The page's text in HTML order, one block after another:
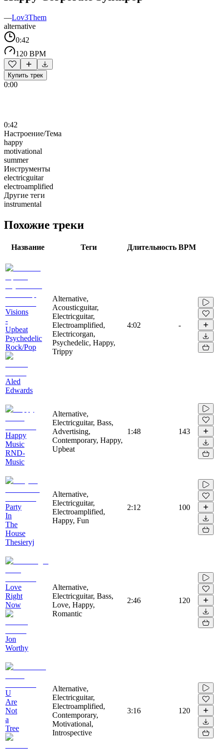
—Lov3Them
alternative
0:42
120 BPM
Купить трек
0:00
0:42
Настроение/Тема
happy
motivational
summer
Инструменты
electricguitar
electroamplified
Другие теги
instrumental
Похожие треки
Название Теги Длительность BPM
Visions
-
Upbeat
Psychedelic
Rock/Pop
Aled
Edwards
Alternative,
Acousticguitar,
Electricguitar,
Electroamplified,
Electricorgan,
Psychedelic, Happy,
Trippy
4:02 -
Happy
Music
RND-
Music
Alternative,
Electricguitar, Bass,
Advertising,
Contemporary, Happy,
Upbeat
1:48 143
Party
In
The
House
Thesieryj
Alternative,
Electricguitar,
Electroamplified,
Happy, Fun
2:12 100
Love
Right
Now
Jon
Worthy
Alternative,
Electricguitar, Bass,
Love, Happy,
Romantic
2:46 120
U
Are
Not
a
Tree
Alternative,
Electricguitar,
Electroamplified,
Contemporary,
Motivational,
Introspective
3:16 120